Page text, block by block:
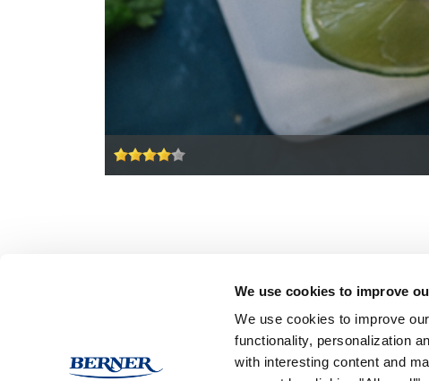
We use cookies to improve
We use cookies to improve
functionality, personalization
with interesting content and
Medialle